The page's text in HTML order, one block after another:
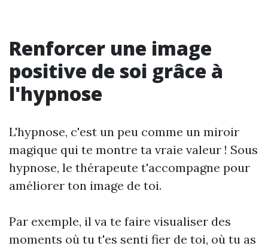
Renforcer une image
positive de soi grâce à
l'hypnose
L'hypnose, c'est un peu comme un miroir
magique qui te montre ta vraie valeur ! Sous
hypnose, le thérapeute t'accompagne pour
améliorer ton image de toi.
Par exemple, il va te faire visualiser des
moments où tu t'es senti fier de toi, où tu as